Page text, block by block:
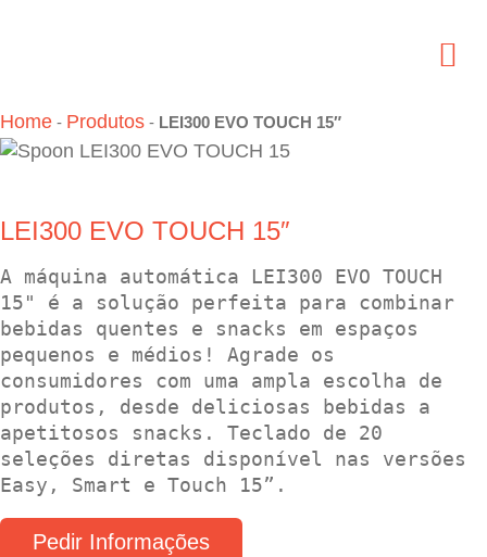
Home - Produtos - LEI300 EVO TOUCH 15″
LEI300 EVO TOUCH 15″
A máquina automática LEI300 EVO TOUCH
15" é a solução perfeita para combinar
bebidas quentes e snacks em espaços
pequenos e médios! Agrade os
consumidores com uma ampla escolha de
produtos, desde deliciosas bebidas a
apetitosos snacks. Teclado de 20
seleções diretas disponível nas versões
Easy, Smart e Touch 15”.
Pedir Informações